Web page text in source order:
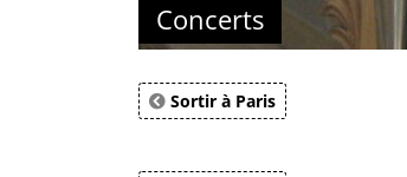
Concerts
Sortir à Paris